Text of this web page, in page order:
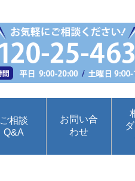
ご相談
Q&A
お問い合
わせ